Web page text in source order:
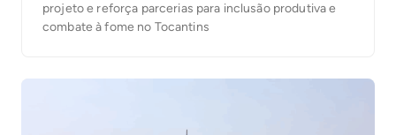
projeto e reforça parcerias para inclusão produtiva e
combate à fome no Tocantins